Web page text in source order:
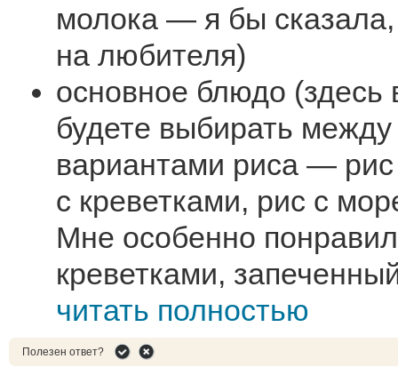
молока — я бы
на любителя)
основное блюдо (здесь
будете выбирать
вариантами риса — рис
с креветками, рис с
Мне особенно
креветками,
читать полностью
Полезен ответ?